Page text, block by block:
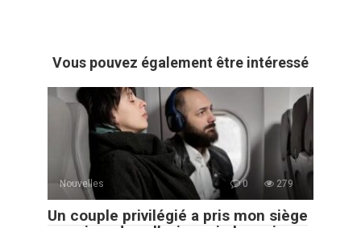
Vous pouvez également être intéressé
Nouvelles 0 279
Un couple privilégié a pris mon siège